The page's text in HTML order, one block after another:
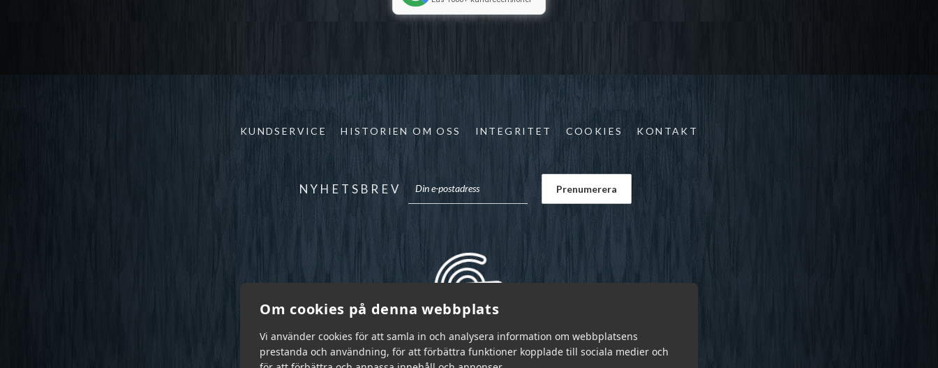
Om cookies på denna webbplats
Vi använder cookies för att samla in och analysera information om webbplatsens
prestanda och användning, för att förbättra funktioner kopplade till sociala medier och
KUNDSERVICE HISTORIEN OM OSS INTEGRITET COOKIES KONTAKT
NYHETSBREV